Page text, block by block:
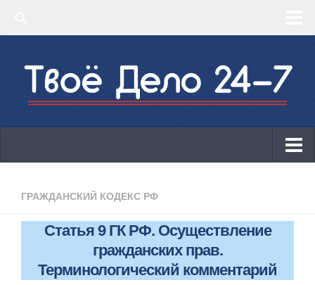
‣ КБК 2019
КБК 2019
ОКВЭД 2019
Онлайн-кассы 2019: 54-ФЗ!
ГРАЖДАНСКИЙ КОДЕКС РФ
Статья 9 ГК РФ. Осуществление
гражданских прав.
Терминологический комментарий